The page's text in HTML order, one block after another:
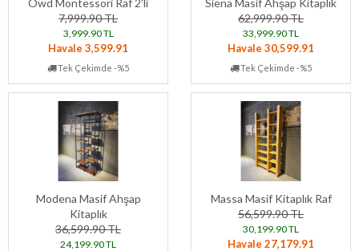
7,999.90 TL
3,999.90 TL
Havale 3,599.91
Tek Çekimde -%5
62,999.90 TL
33,999.90 TL
Havale 30,599.91
Tek Çekimde -%5
Modena Masif Ahşap
Kitaplık
36,599.90 TL
24,199.90 TL
Massa Masif Kitaplık Raf
56,599.90 TL
30,199.90 TL
Havale 27,179.91